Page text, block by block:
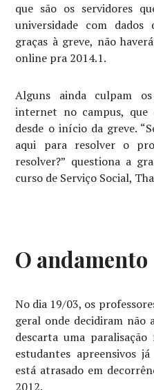
que são os servidores
universidade com dados
graças à greve, não
online pra 2014.1.
Alguns ainda culpam
internet no campus, que
desde o início da greve.
aqui para resolver o
resolver?” questiona a
curso de Serviço Social,
O andamento
No dia 19/03, os
geral onde decidiram não
descarta uma
estudantes apreensivos
está atrasado em
2012.